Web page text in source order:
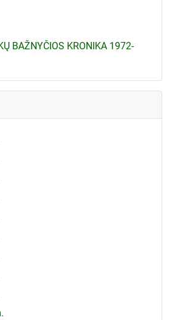
BAŽNYČIOS KRONIKA 1972-